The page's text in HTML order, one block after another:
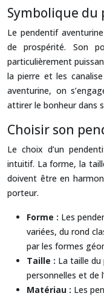
Symbolique
Le pendentif
de prospérité. Son
particulièrement
la pierre et les
aventurine, on
attirer le bonheur dans
Choisir son
Le choix d’un
intuitif. La forme, la
doivent être en
porteur.
Forme : Les
variées, du rond
par les formes
Taille : La taille du
personnelles et de
Matériau : Les